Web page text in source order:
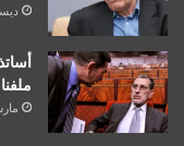
ديسمبر
مارس